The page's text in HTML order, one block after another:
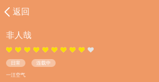
返回
非人哉
日常 连载中
一汪空气